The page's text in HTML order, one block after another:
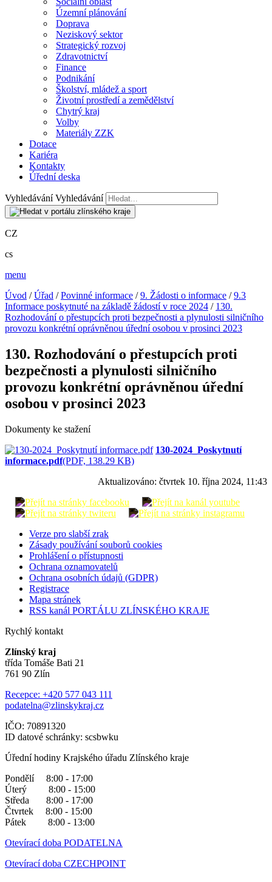
Územní plánování
Doprava
Neziskový sektor
Strategický rozvoj
Zdravotnictví
Finance
Podnikání
Školství, mládež a sport
Životní prostředí a zemědělství
Chytrý kraj
Volby
Materiály ZZK
Dotace
Kariéra
Kontakty
Úřední deska
Vyhledávání Vyhledávání
CZ
cs
menu
Úvod /Úřad /Povinné informace /9. Žádosti o informace /9.3
Informace poskytnuté na základě žádostí v roce 2024 / 130.
Rozhodování o přestupcích proti bezpečnosti a plynulosti silničního
provozu konkrétní oprávněnou úřední osobou v prosinci 2023
130. Rozhodování o přestupcích proti
bezpečnosti a plynulosti silničního
provozu konkrétní oprávněnou úřední
osobou v prosinci 2023
Dokumenty ke stažení
130-2024_Poskytnutí
informace.pdf(PDF, 138.29 KB)
Aktualizováno: čtvrtek 10. října 2024, 11:43
Verze pro slabší zrak
Zásady používání souborů cookies
Prohlášení o přístupnosti
Ochrana oznamovatelů
Ochrana osobních údajů (GDPR)
Registrace
Mapa stránek
RSS kanál PORTÁLU ZLÍNSKÉHO KRAJE
Rychlý kontakt
Zlínský kraj
třída Tomáše Bati 21
761 90 Zlín
Recepce: +420 577 043 111
podatelna@zlinskykraj.cz
IČO: 70891320
ID datové schránky: scsbwku
Úřední hodiny Krajského úřadu Zlínského kraje
Pondělí 8:00 - 17:00
Úterý 8:00 - 15:00
Středa 8:00 - 17:00
Čtvrtek 8:00 - 15:00
Pátek 8:00 - 13:00
Otevírací doba PODATELNA
Otevírací doba CZECHPOINT